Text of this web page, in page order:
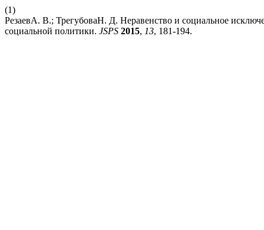
(1)
РезаевА. В.; ТрегубоваН. Д. Неравенство и социальное
социальной политики. JSPS 2015, 13, 181-194.